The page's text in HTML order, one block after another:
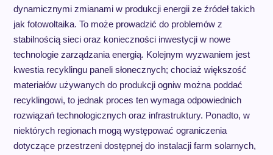
dynamicznymi zmianami w produkcji energii ze źródeł takich
jak fotowoltaika. To może prowadzić do problemów z
stabilnością sieci oraz konieczności inwestycji w nowe
technologie zarządzania energią. Kolejnym wyzwaniem jest
kwestia recyklingu paneli słonecznych; chociaż większość
materiałów używanych do produkcji ogniw można poddać
recyklingowi, to jednak proces ten wymaga odpowiednich
rozwiązań technologicznych oraz infrastruktury. Ponadto, w
niektórych regionach mogą występować ograniczenia
dotyczące przestrzeni dostępnej do instalacji farm solarnych,